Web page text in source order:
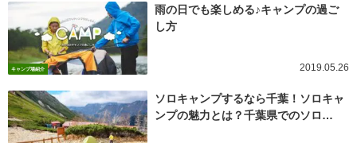
キャンプ場紹介
雨の日でも楽しめる♪キャンプの過ご
し方
2019.05.26
ソロキャンプするなら千葉！ソロキャ
ンプの魅力とは？千葉県でのソロ…